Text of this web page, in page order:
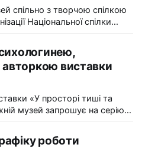
спільно з творчою спілкою
Національної спілки
художників Черкащини, чий
але їх талант і
до глядача мовою
образів, кольору та форми. До огляду
виставки
«У просторі тиші та
музей запрошує на серію
Протягом
подій, у яких мистецтво стає
роботи